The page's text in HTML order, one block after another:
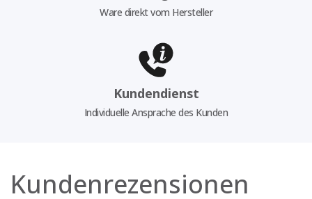
Ware direkt vom Hersteller
Kundendienst
Individuelle Ansprache des Kunden
Kundenrezensionen